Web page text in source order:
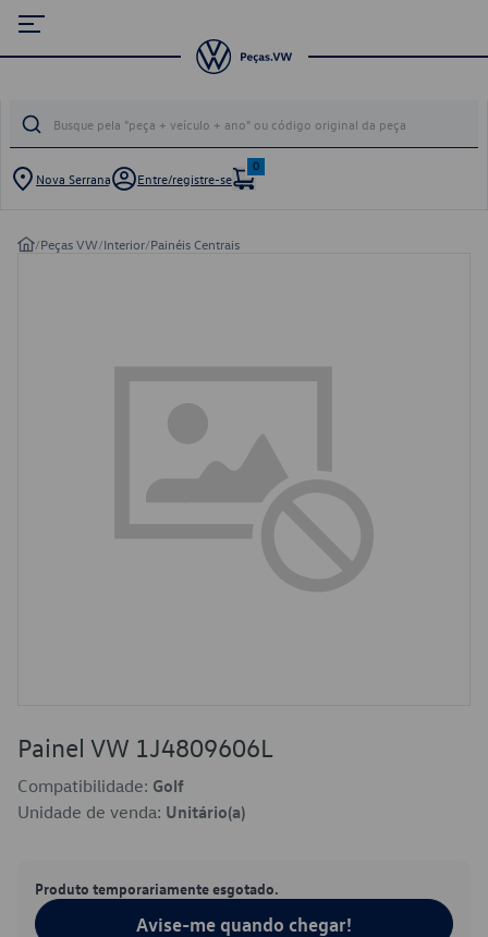
Nova Serrana Entre/registre-se
0
/Peças VW/Interior/Painéis Centrais
Painel VW 1J4809606L
Compatibilidade: Golf
Unidade de venda: Unitário(a)
Produto temporariamente esgotado.
Avise-me quando chegar!